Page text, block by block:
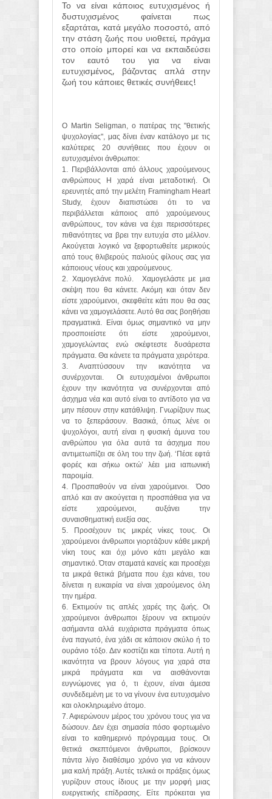
Το να είναι κάποιος ευτυχισμένος ή
δυστυχισμένος φαίνεται πως
εξαρτάται, κατά μεγάλο ποσοστό, από
την στάση ζωής που υιοθετεί, πράγμα
στο οποίο μπορεί και να εκπαιδεύσει
τον εαυτό του για να είναι
ευτυχισμένος, βάζοντας απλά στην
ζωή του κάποιες θετικές συνήθειες!
Ο Martin Seligman, ο πατέρας της "θετικής
ψυχολογίας", μας δίνει έναν κατάλογο με τις
καλύτερες 20 συνήθειες που έχουν οι
ευτυχισμένοι άνθρωποι:
1. Περιβάλλονται από άλλους χαρούμενους
ανθρώπους Η χαρά είναι μεταδοτική. Οι
ερευνητές από την μελέτη Framingham Heart
Study, έχουν διαπιστώσει ότι το να
περιβάλλεται κάποιος από χαρούμενους
ανθρώπους, τον κάνει να έχει περισσότερες
πιθανότητες να βρει την ευτυχία στο μέλλον.
Ακούγεται λογικό να ξεφορτωθείτε μερικούς
από τους θλιβερούς παλιούς φίλους σας για
κάποιους νέους και χαρούμενους.
2. Χαμογελάνε πολύ. Χαμογελάστε με μια
σκέψη που θα κάνετε. Ακόμη και όταν δεν
είστε χαρούμενοι, σκεφθείτε κάτι που θα σας
κάνει να χαμογελάσετε. Αυτό θα σας βοηθήσει
πραγματικά. Είναι όμως σημαντικό να μην
προσποιείστε ότι είστε χαρούμενοι,
χαμογελώντας ενώ σκέφτεστε δυσάρεστα
πράγματα. Θα κάνετε τα πράγματα χειρότερα.
3. Αναπτύσσουν την ικανότητα να
συνέρχονται. Οι ευτυχισμένοι άνθρωποι
έχουν την ικανότητα να συνέρχονται από
άσχημα νέα και αυτό είναι το αντίδοτο για να
μην πέσουν στην κατάθλιψη. Γνωρίζουν πως
να το ξεπεράσουν. Βασικά, όπως λένε οι
ψυχολόγοι, αυτή είναι η φυσική άμυνα του
ανθρώπου για όλα αυτά τα άσχημα που
αντιμετωπίζει σε όλη του την ζωή. ‘Πέσε εφτά
φορές και σήκω οκτώ’ λέει μια ιαπωνική
παροιμία.
4. Προσπαθούν να είναι χαρούμενοι. Όσο
απλό και αν ακούγεται η προσπάθεια για να
είστε χαρούμενοι, αυξάνει την
συναισθηματική ευεξία σας.
5. Προσέχουν τις μικρές νίκες τους. Οι
χαρούμενοι άνθρωποι γιορτάζουν κάθε μικρή
νίκη τους και όχι μόνο κάτι μεγάλο και
σημαντικό. Όταν σταματά κανείς και προσέχει
τα μικρά θετικά βήματα που έχει κάνει, του
δίνεται η ευκαιρία να είναι χαρούμενος όλη
την ημέρα.
6. Εκτιμούν τις απλές χαρές της ζωής. Οι
χαρούμενοι άνθρωποι ξέρουν να εκτιμούν
ασήμαντα αλλά ευχάριστα πράγματα όπως
ένα παγωτό, ένα χάδι σε κάποιον σκύλο ή το
ουράνιο τόξο. Δεν κοστίζει και τίποτα. Αυτή η
ικανότητα να βρουν λόγους για χαρά στα
μικρά πράγματα και να αισθάνονται
ευγνώμονες για ό, τι έχουν, είναι άμεσα
συνδεδεμένη με το να γίνουν ένα ευτυχισμένο
και ολοκληρωμένο άτομο.
7. Αφιερώνουν μέρος του χρόνου τους για να
δώσουν. Δεν έχει σημασία πόσο φορτωμένο
είναι το καθημερινό πρόγραμμα τους. Οι
θετικά σκεπτόμενοι άνθρωποι, βρίσκουν
πάντα λίγο διαθέσιμο χρόνο για να κάνουν
μια καλή πράξη. Αυτές τελικά οι πράξεις όμως
γυρίζουν στους ίδιους με την μορφή μιας
ευεργετικής επίδρασης. Είτε πρόκειται για